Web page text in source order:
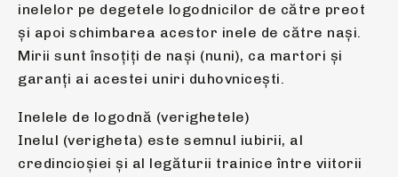
inelelor pe degetele logodnicilor de către preot
şi apoi schimbarea acestor inele de către naşi.
Mirii sunt însoţiţi de naşi (nuni), ca martori şi
garanţi ai acestei uniri duhovniceşti.
Inelele de logodnă (verighetele)
Inelul (verigheta) este semnul iubirii, al
credincioşiei şi al legăturii trainice între viitorii